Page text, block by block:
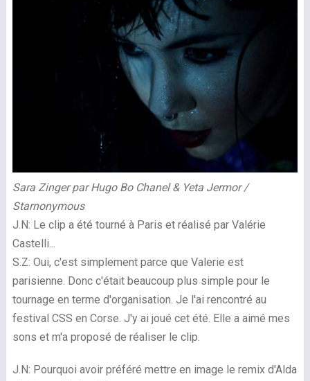
Sara Zinger par Hugo Bo Chanel & Yeta Jermor /
Starnonymous
J.N: Le clip a été tourné à Paris et réalisé par Valérie
Castelli...
S.Z: Oui, c'est simplement parce que Valerie est
parisienne. Donc c'était beaucoup plus simple pour le
tournage en terme d'organisation. Je l'ai rencontré au
festival CSS en Corse. J'y ai joué cet été. Elle a aimé mes
sons et m'a proposé de réaliser le clip.
J.N: Pourquoi avoir préféré mettre en image le remix d'Alda